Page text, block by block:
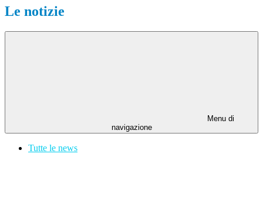
Le notizie
Menu di
navigazione
Tutte le news